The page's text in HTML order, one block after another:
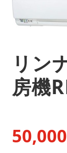
ッ
プお問い合わせ
リン
房機
50,000